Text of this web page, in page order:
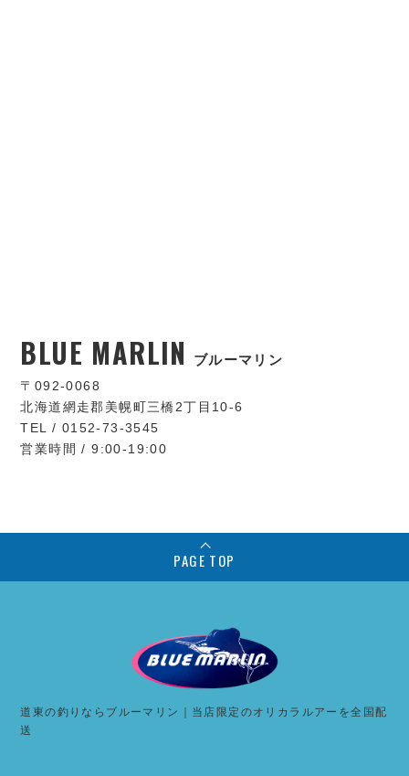
BLUE MARLIN ブルーマリン
〒092-0068
北海道網走郡美幌町三橋2丁目10-6
TEL / 0152-73-3545
営業時間 / 9:00-19:00
PAGE TOP
道東の釣りならブルーマリン｜当店限定のオリカラルアーを全国配
送